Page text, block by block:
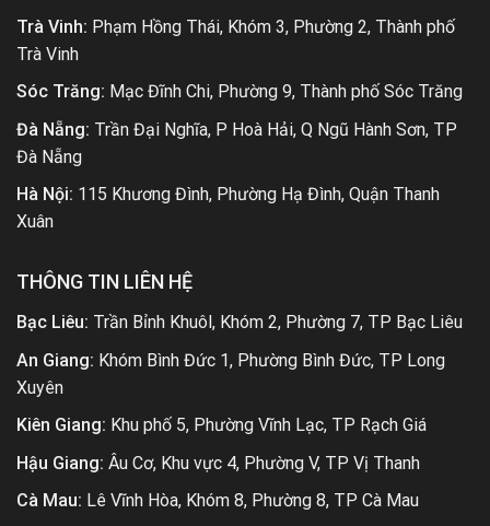
Trà Vinh: Phạm Hồng Thái, Khóm 3, Phường 2, Thành phố
Trà Vinh
Sóc Trăng: Mạc Đĩnh Chi, Phường 9, Thành phố Sóc Trăng
Đà Nẵng: Trần Đại Nghĩa, P Hoà Hải, Q Ngũ Hành Sơn, TP
Đà Nẵng
Hà Nội: 115 Khương Đình, Phường Hạ Đình, Quận Thanh
Xuân
THÔNG TIN LIÊN HỆ
Bạc Liêu: Trần Bỉnh Khuôl, Khóm 2, Phường 7, TP Bạc Liêu
An Giang: Khóm Bình Đức 1, Phường Bình Đức, TP Long
Xuyên
Kiên Giang: Khu phố 5, Phường Vĩnh Lạc, TP Rạch Giá
Hậu Giang: Âu Cơ, Khu vực 4, Phường V, TP Vị Thanh
Cà Mau: Lê Vĩnh Hòa, Khóm 8, Phường 8, TP Cà Mau